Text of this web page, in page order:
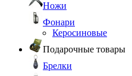
Ножи
Фонари
Керосиновые
Подарочные товары
Брелки